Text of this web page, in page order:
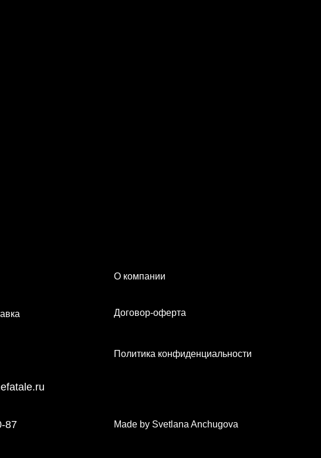
О компании
Договор-оферта
Политика конфиденциальности
87 Made by Svetlana Anchugova